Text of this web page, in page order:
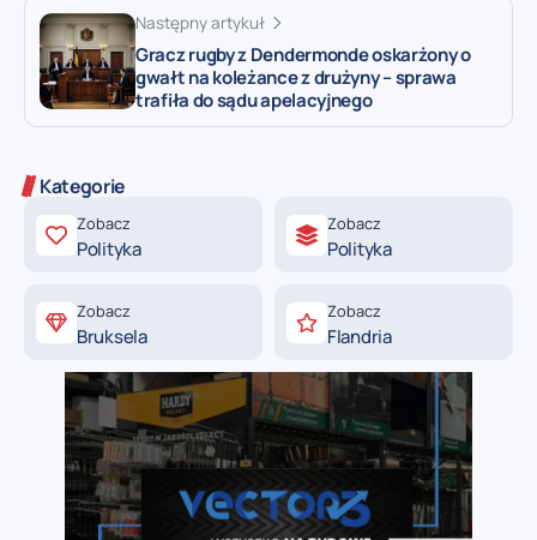
Następny artykuł
Gracz rugby z Dendermonde oskarżony o
gwałt na koleżance z drużyny – sprawa
trafiła do sądu apelacyjnego
Kategorie
Zobacz
Polityka
Zobacz
Polityka
Zobacz
Bruksela
Zobacz
Flandria